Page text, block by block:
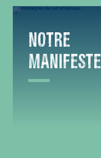
NOTRE
MANIFESTE